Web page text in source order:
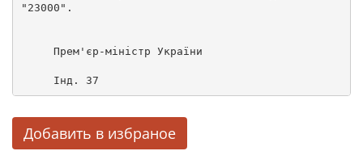
"23000".
Прем'єр-міністр України
     Інд. 37
Добавить в избраное